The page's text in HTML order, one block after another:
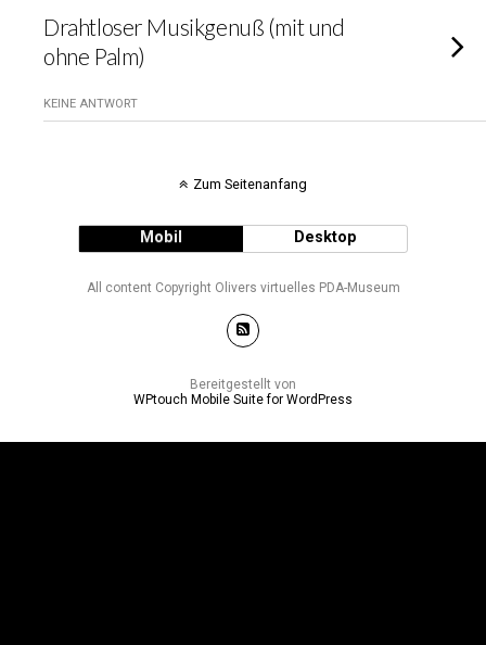
Drahtloser Musikgenuß (mit und
ohne Palm)
KEINE ANTWORT
Zum Seitenanfang
Mobil Desktop
All content Copyright Olivers virtuelles PDA-Museum
Bereitgestellt von
WPtouch Mobile Suite for WordPress